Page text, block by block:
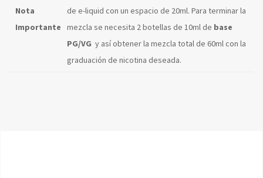
Nota
Importante
de e-liquid con un espacio de 20ml. Para terminar la
mezcla se necesita 2 botellas de 10ml de base
PG/VG y así obtener la mezcla total de 60ml con la
graduación de nicotina deseada.